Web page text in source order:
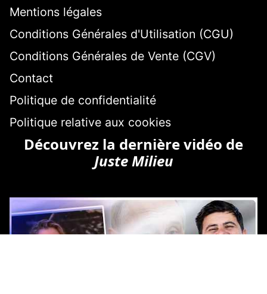
Mentions légales
Conditions Générales d'Utilisation (CGU)
Conditions Générales de Vente (CGV)
Contact
Politique de confidentialité
Politique relative aux cookies
Découvrez la dernière vidéo de
Juste Milieu